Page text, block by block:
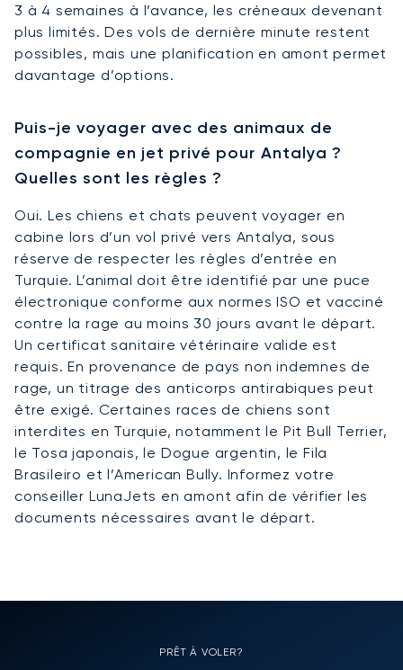
3 à 4 semaines à l’avance, les créneaux devenant
plus limités. Des vols de dernière minute restent
possibles, mais une planification en amont permet
davantage d’options.
Puis-je voyager avec des animaux de
compagnie en jet privé pour Antalya ?
Quelles sont les règles ?
Oui. Les chiens et chats peuvent voyager en
cabine lors d’un vol privé vers Antalya, sous
réserve de respecter les règles d’entrée en
Turquie. L’animal doit être identifié par une puce
électronique conforme aux normes ISO et vacciné
contre la rage au moins 30 jours avant le départ.
Un certificat sanitaire vétérinaire valide est
requis. En provenance de pays non indemnes de
rage, un titrage des anticorps antirabiques peut
être exigé. Certaines races de chiens sont
interdites en Turquie, notamment le Pit Bull Terrier,
le Tosa japonais, le Dogue argentin, le Fila
Brasileiro et l’American Bully. Informez votre
conseiller LunaJets en amont afin de vérifier les
documents nécessaires avant le départ.
PRÊT À VOLER?